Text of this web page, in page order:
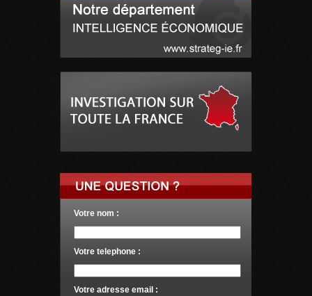
Votre nom :
Votre telephone :
Votre adresse email :